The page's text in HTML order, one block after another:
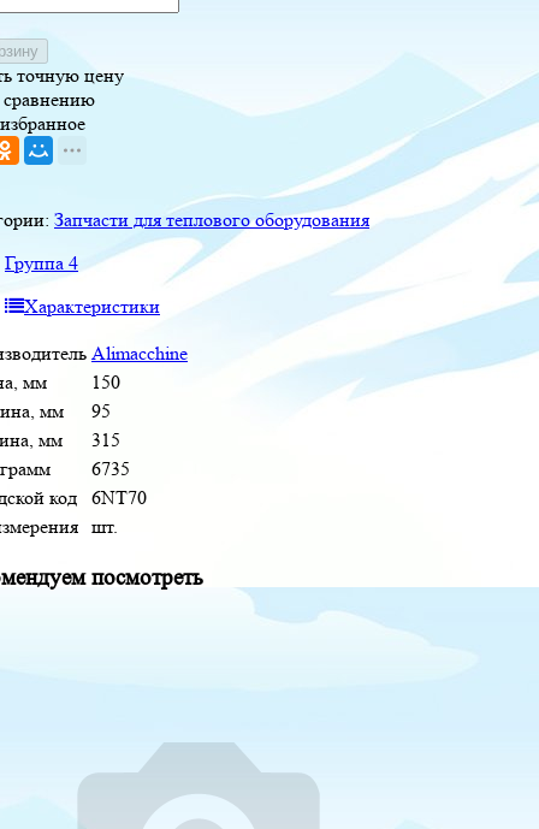
точную цену
Запчасти для теплового оборудования
Группа 4
Характеристики
Alimacchine
мм
150
мм
95
мм
315
6735
код
6NT70
шт.
посмотреть